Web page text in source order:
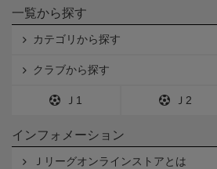
一覧から探す
カテゴリから探す
クラブから探す
Ｊ1 Ｊ2
インフォメーション
Ｊリーグオンラインストアとは